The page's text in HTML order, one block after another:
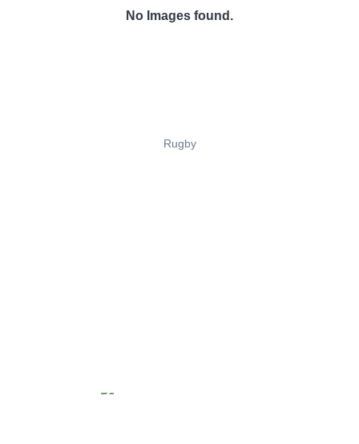
No Images found.
Rugby